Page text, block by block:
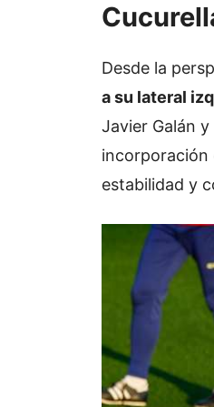
Desde la
a su lateral
Javier Galán
incorporación
estabilidad y